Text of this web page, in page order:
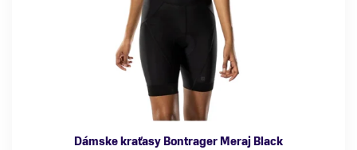
Dámske kraťasy Bontrager Meraj Black